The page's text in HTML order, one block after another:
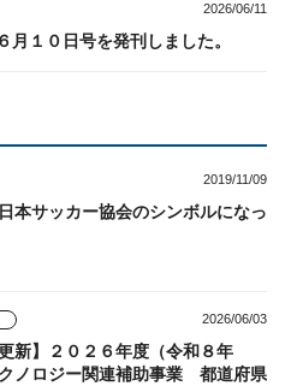
2026/06/11
１０日号を発刊しました。
2019/11/09
本サッカー協会のシンボルになっ
2026/06/03
新】２０２６年度（令和８年
ノロジー関連補助事業 都道府県